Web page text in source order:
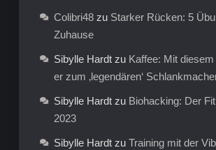
Colibri48zu Starker Rücken: 5
Zuhause
Sibylle Hardtzu Kaffee: Mit
er zum ‚legendären‘
Sibylle Hardtzu Biohacking: Der
2023
Sibylle Hardtzu Training mit der